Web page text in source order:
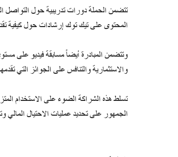
تتضمن الحملة دورات تدريبية حول التواصل
المحتوى على تيك توك إرشادات حول كيفية
وتتضمن المبادرة أيضاً مسابقة فيديو على
والاستثمارية والتنافس على الجوائز التي
تسلط هذه الشراكة الضوء على الاستخدام
الجمهور على تحديد عمليات الاحتيال المالي